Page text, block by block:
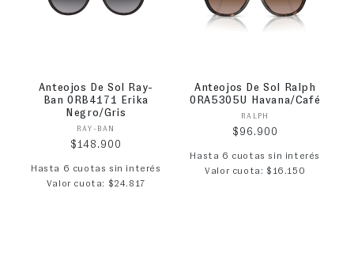
Anteojos De Sol Ray-
Ban 0RB4171 Erika
Negro/Gris
Proveedor:
RAY-BAN
Precio habitual
$148.900
Hasta 6 cuotas sin interés
Valor cuota: $24.817
Anteojos De Sol Ralph
0RA5305U Havana/Café
Proveedor:
RALPH
Precio habitual
$96.900
Hasta 6 cuotas sin interés
Valor cuota: $16.150